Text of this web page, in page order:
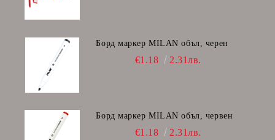
Борд маркер MILAN объл, черен
€1.18 2.31лв.
Борд маркер MILAN объл, червен
€1.18 2.31лв.